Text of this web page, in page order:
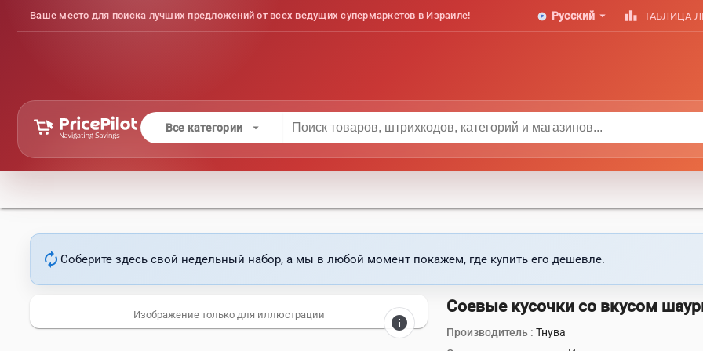
Ваше место для поиска лучших предложений от всех ведущих супермаркетов в Израиле! Русский arrow_drop_down leaderboard ТАБЛИЦА
Все категории arrow_drop_down
autorenew Соберите здесь свой недельный набор, а мы в любой момент покажем, где купить его дешевле.
info
Изображение только для иллюстрации Соевые кусочки со вкусом
Производитель :Тнува